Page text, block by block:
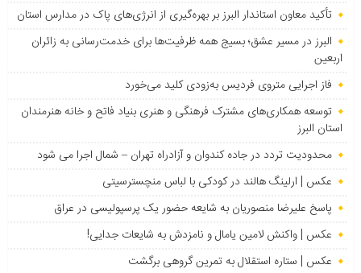
تأکید معاون استاندار البرز بر بهره‌گیری از انرژی‌های پاک در مدارس استان
البرز در مسیر عشق؛ بسیج همه ظرفیت‌ها برای خدمت‌رسانی به زائران
اربعین
فاز اجرایی متروی فردیس به‌زودی کلید می‌خورد
توسعه همکاری‌های مشترک فرهنگی و هنری بنیاد فاتح و خانه هنرمندان
استان البرز
محدودیت تردد در جاده کندوان و آزادراه تهران – شمال اجرا می شود
عکس | ارلینگ هالند در کودکی با لباس منچسترسیتی
پاسخ علیرضا منصوریان به شایعه حضور یک پرسپولیسی در عراق
عکس | واکنش لامین یامال و نامزدش به شایعات جدایی!
عکس | ستاره استقلال به تمرین گروهی برگشت